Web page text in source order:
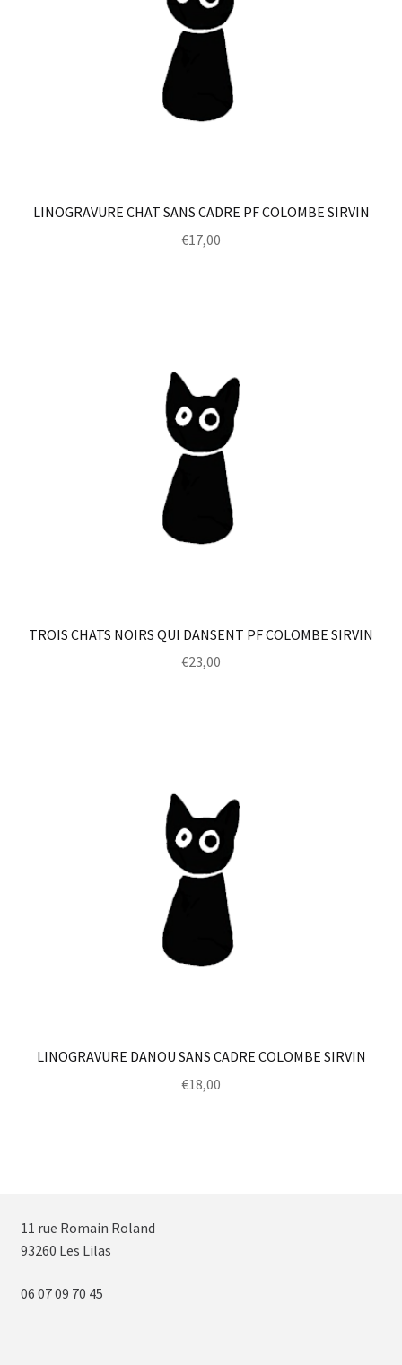
LINOGRAVURE CHAT SANS CADRE PF COLOMBE SIRVIN
€17,00
TROIS CHATS NOIRS QUI DANSENT PF COLOMBE SIRVIN
€23,00
LINOGRAVURE DANOU SANS CADRE COLOMBE SIRVIN
€18,00
11 rue Romain Roland
93260 Les Lilas
06 07 09 70 45